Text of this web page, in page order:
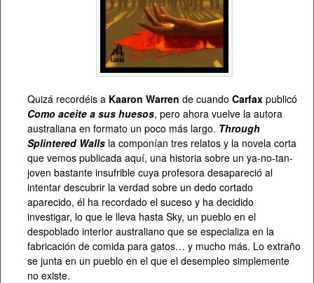
Quizá recordéis a Kaaron Warren de cuando Carfax publicó
Como aceite a sus huesos, pero ahora vuelve la autora
australiana en formato un poco más largo. Through
Splintered Walls la componían tres relatos y la novela corta
que vemos publicada aquí, una historia sobre un ya-no-tan-
joven bastante insufrible cuya profesora desapareció al
intentar descubrir la verdad sobre un dedo cortado
aparecido, él ha recordado el suceso y ha decidido
investigar, lo que le lleva hasta Sky, un pueblo en el
despoblado interior australiano que se especializa en la
fabricación de comida para gatos… y mucho más. Lo extraño
se junta en un pueblo en el que el desempleo simplemente
no existe.